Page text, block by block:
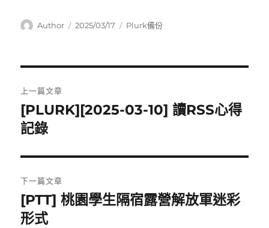
作
Author
發
2025/03/17
分
Plurk備份
章
導
覽
上一篇文章
上
一
文
章:
[PLURK][2025-03-10] 讀RSS心得
記錄
下一篇文章
下
一
[PTT] 桃園學生隔宿露營解放軍迷彩
形式